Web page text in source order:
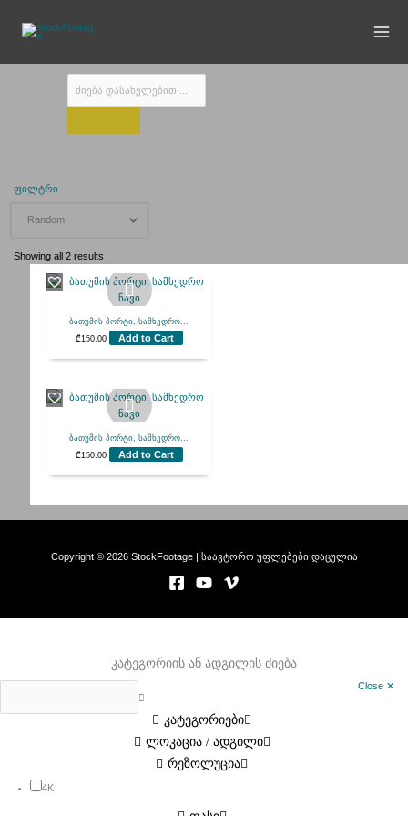
content
search
ფილტრი
Showing all 2 results
ბათუმის პორტი, სამხედრო...
₾150.00 Add to Cart
ბათუმის პორტი, სამხედრო...
₾150.00 Add to Cart
Copyright © 2026 StockFootage | საავტორო უფლებები დაცულია
Close ✕
კატეგორიის ან ადგილის ძიება
კატეგორიები
ლოკაცია / ადგილი
რეზოლუცია
4K